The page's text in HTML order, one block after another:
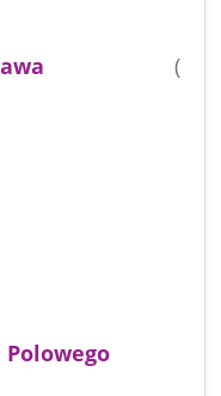
(